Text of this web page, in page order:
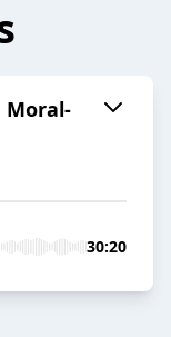
Moral-
30:20